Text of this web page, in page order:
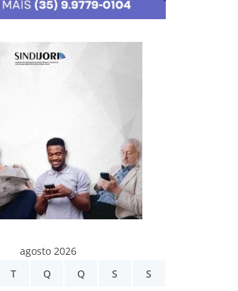
agosto 2026
T Q Q S S